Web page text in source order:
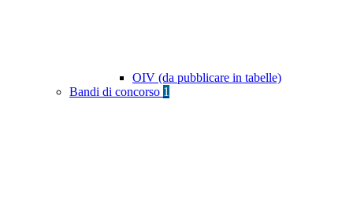
OIV (da pubblicare in tabelle)
Bandi di concorso 1